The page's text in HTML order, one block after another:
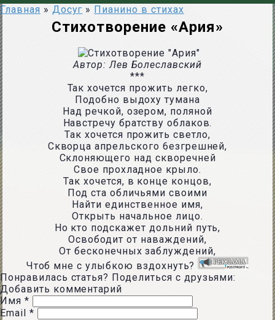
Главная » Досуг » Пианино в стихах
Стихотворение «Ария»
Автор: Лев Болеславский
***
Так хочется прожить легко,
Подобно выдоху тумана
Над речкой, озером, поляной
Навстречу братству облаков.
Так хочется прожить светло,
Скворца апрельского 6езгрешней,
Склоняющего над скворечней
Свое прохладное крыло.
Так хочется, в конце концов,
Под ста обличьями своими
Найти единственное имя,
Открыть начальное лицо.
Но кто подскажет дольний путь,
Освободит от наваждений,
От бесконечных заблуждений,
Чтоб мне с улыбкою вздохнуть?
Понравилась статья? Поделиться с друзьями:
Добавить комментарий
Имя *
Email *